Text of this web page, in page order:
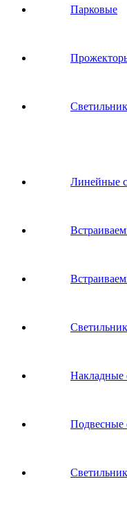
Парковые
Линейные
Накладные
Подвесные